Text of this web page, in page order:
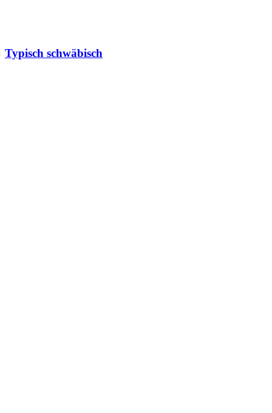
Typisch schwäbisch